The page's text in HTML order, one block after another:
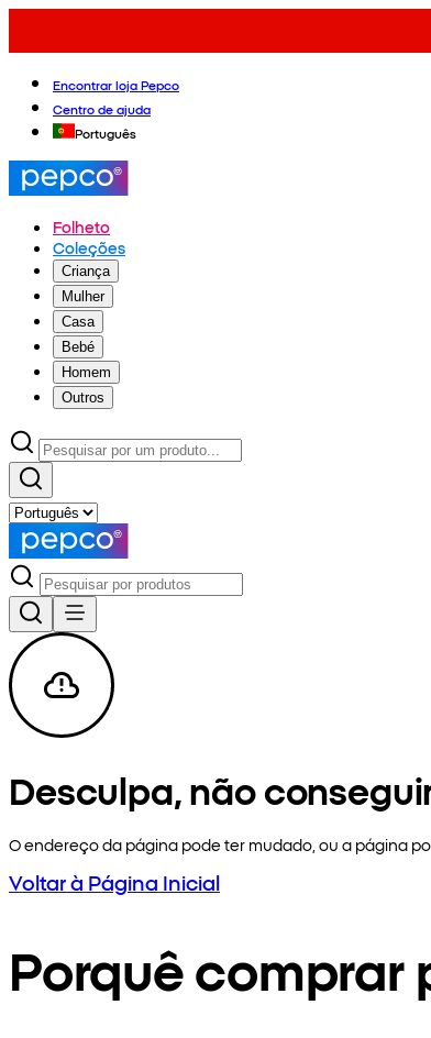
Encontrar loja Pepco
Centro de ajuda
Português
Folheto
Coleções
Criança
Mulher
Casa
Bebé
Homem
Outros
Desculpa, não
O endereço da página pode ter mudado, ou a página
Voltar à Página Inicial
Porquê comprar